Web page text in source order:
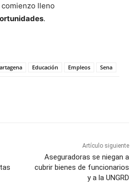
lleno
.
Educación Empleos Sena
Artículo siguiente
Aseguradoras se niegan a
cubrir bienes de funcionarios
y a la UNGRD